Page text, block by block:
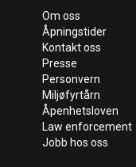
Om oss
Åpningstider
Kontakt oss
Presse
Personvern
Miljøfyrtårn
Åpenhetsloven
Law enforcement
Jobb hos oss